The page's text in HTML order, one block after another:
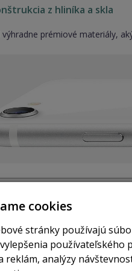
z hliníka a skla
výhradne prémiové materiály,
palcového Retina HD
cookies
stránky používajú
reklám, analýzy